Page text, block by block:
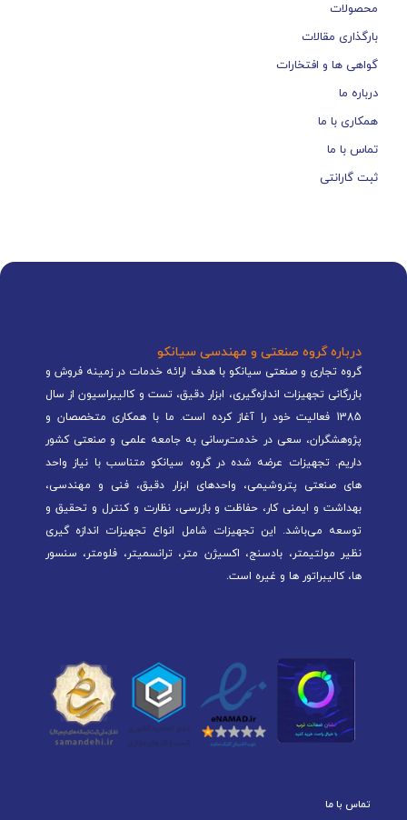
محصولات
بارگذاری مقالات
گواهی ها و افتخارات
درباره ما
همکاری با ما
تماس با ما
ثبت گارانتی
درباره گروه صنعتی و مهندسی سیانکو
گروه تجاری و صنعتی سیانکو با هدف ارائه خدمات در زمینه فروش و
بازرگانی تجهیزات اندازه‌گیری، ابزار دقیق، تست و کالیبراسیون از سال
1385 فعالیت خود را آغاز کرده است. ما با همکاری متخصصان و
پژوهشگران، سعی در خدمت‌رسانی به جامعه علمی و صنعتی کشور
داریم. تجهیزات عرضه شده در گروه سیانکو متناسب با نیاز واحد
های صنعتی پتروشیمی، واحدهای ابزار دقیق، فنی و مهندسی،
بهداشت و ایمنی کار، حفاظت و بازرسی، نظارت و کنترل و تحقیق و
توسعه می‌باشد. این تجهیزات شامل انواع تجهیزات اندازه گیری
نظیر مولتیمتر، بادسنج، اکسیژن متر، ترانسمیتر، فلومتر، سنسور
ها، کالیبراتور ها و غیره است.
تماس با ما